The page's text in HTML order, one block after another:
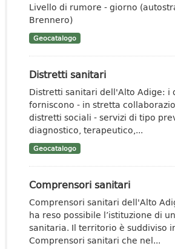
Livello di rumore - giorno
Brennero)
Geocatalogo
Distretti sanitari
Distretti sanitari dell'Alto Adige: i
forniscono - in stretta
distretti sociali - servizi di tipo
diagnostico, terapeutico,...
Geocatalogo
Comprensori sanitari
Comprensori sanitari dell'Alto
ha reso possibile l’istituzione di
sanitaria. Il territorio è suddiviso
Comprensori sanitari che nel...